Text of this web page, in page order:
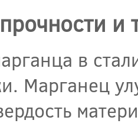
и
в
Марганец